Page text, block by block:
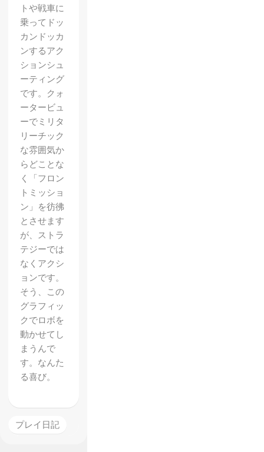
トや戦車に
乗ってドッ
カンドッカ
ンするアク
ションシュ
ーティング
です。クォ
ータービュ
ーでミリタ
リーチック
な雰囲気か
らどことな
く「フロン
トミッショ
ン」を彷彿
とさせます
が、ストラ
テジーでは
なくアクシ
ョンです。
そう、この
グラフィッ
クでロボを
動かせてし
まうんで
す。なんた
る喜び。
プレイ日記
【Toky
o 42】
でニュ